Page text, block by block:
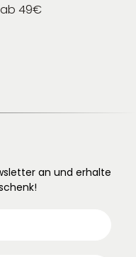
49€
an und erhalte